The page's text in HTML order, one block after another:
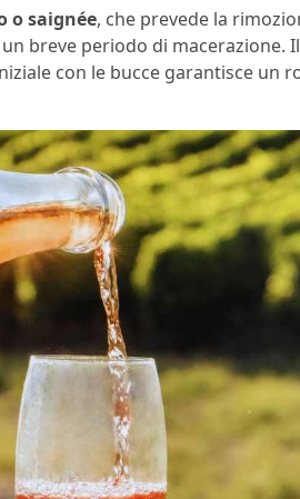
o saignée, che prevede la
breve periodo di macerazione.
con le bucce garantisce un